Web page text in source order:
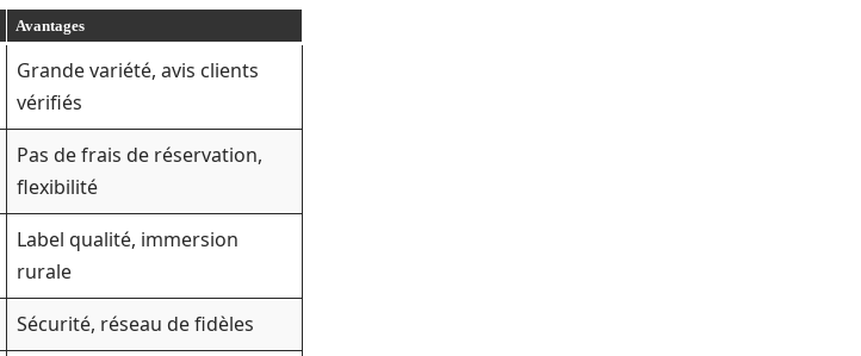
Avantages
Grande variété, avis clients
vérifiés
Pas de frais de réservation,
flexibilité
Label qualité, immersion
rurale
Sécurité, réseau de fidèles